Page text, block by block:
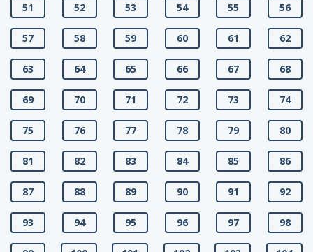
51 52 53 54 55 56
57 58 59 60 61 62
63 64 65 66 67 68
69 70 71 72 73 74
75 76 77 78 79 80
81 82 83 84 85 86
87 88 89 90 91 92
93 94 95 96 97 98